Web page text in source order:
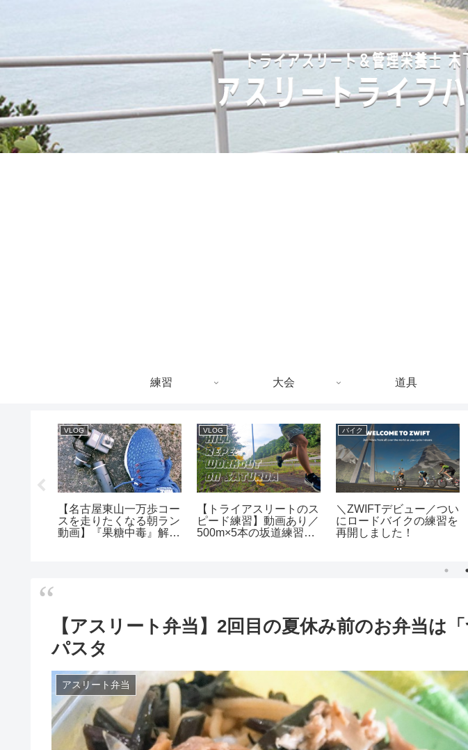
練習 大会 道具
VLOG
【名古屋東山一万歩コー
スを走りたくなる朝ラン
動画】『果糖中毒』解毒
VLOG
【トライアスリートのス
ピード練習】動画あり／
500m×5本の坂道練習ス
バイク
＼ZWIFTデビュー／つい
にロードバイクの練習を
再開しました！
【アスリート弁当】2回目の夏休み前のお弁当は
パスタ
アスリート弁当